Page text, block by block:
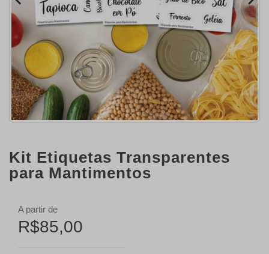
Kit Etiquetas Transparentes
para Mantimentos
A partir de
R$85,00